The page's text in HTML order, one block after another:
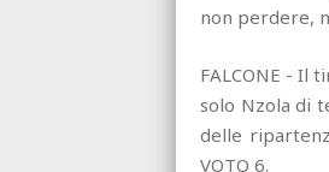
non perdere,
FALCONE - Il
solo Nzola di
delle
VOTO 6.